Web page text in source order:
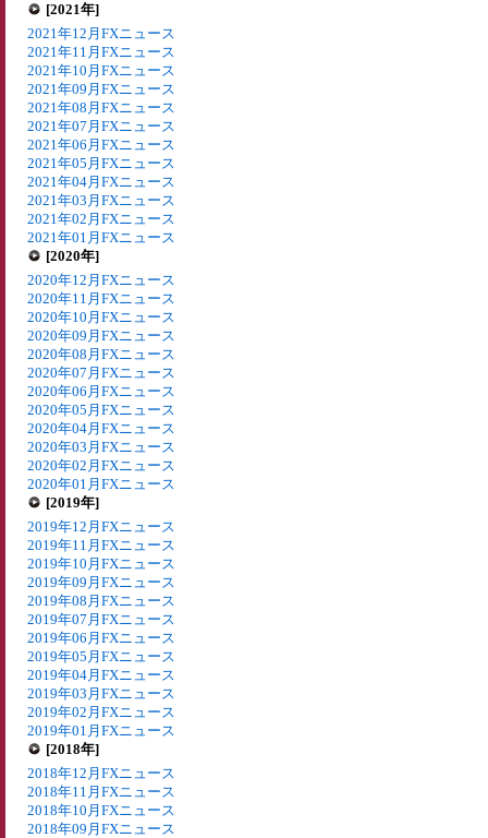
[2021年]
2021年12月FXニュース
2021年11月FXニュース
2021年10月FXニュース
2021年09月FXニュース
2021年08月FXニュース
2021年07月FXニュース
2021年06月FXニュース
2021年05月FXニュース
2021年04月FXニュース
2021年03月FXニュース
2021年02月FXニュース
2021年01月FXニュース
[2020年]
2020年12月FXニュース
2020年11月FXニュース
2020年10月FXニュース
2020年09月FXニュース
2020年08月FXニュース
2020年07月FXニュース
2020年06月FXニュース
2020年05月FXニュース
2020年04月FXニュース
2020年03月FXニュース
2020年02月FXニュース
2020年01月FXニュース
[2019年]
2019年12月FXニュース
2019年11月FXニュース
2019年10月FXニュース
2019年09月FXニュース
2019年08月FXニュース
2019年07月FXニュース
2019年06月FXニュース
2019年05月FXニュース
2019年04月FXニュース
2019年03月FXニュース
2019年02月FXニュース
2019年01月FXニュース
[2018年]
2018年12月FXニュース
2018年11月FXニュース
2018年10月FXニュース
2018年09月FXニュース